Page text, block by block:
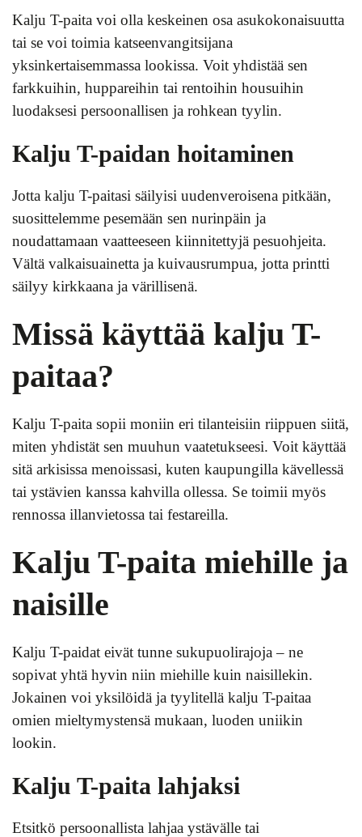
Kalju T-paita voi olla keskeinen osa asukokonaisuutta
tai se voi toimia katseenvangitsijana
yksinkertaisemmassa lookissa. Voit yhdistää sen
farkkuihin, huppareihin tai rentoihin housuihin
luodaksesi persoonallisen ja rohkean tyylin.
Kalju T-paidan hoitaminen
Jotta kalju T-paitasi säilyisi uudenveroisena pitkään,
suosittelemme pesemään sen nurinpäin ja
noudattamaan vaatteeseen kiinnitettyjä pesuohjeita.
Vältä valkaisuainetta ja kuivausrumpua, jotta printti
säilyy kirkkaana ja värillisenä.
Missä käyttää kalju T-
paitaa?
Kalju T-paita sopii moniin eri tilanteisiin riippuen siitä,
miten yhdistät sen muuhun vaatetukseesi. Voit käyttää
sitä arkisissa menoissasi, kuten kaupungilla kävellessä
tai ystävien kanssa kahvilla ollessa. Se toimii myös
rennossa illanvietossa tai festareilla.
Kalju T-paita miehille ja
naisille
Kalju T-paidat eivät tunne sukupuolirajoja – ne
sopivat yhtä hyvin niin miehille kuin naisillekin.
Jokainen voi yksilöidä ja tyylitellä kalju T-paitaa
omien mieltymystensä mukaan, luoden uniikin
lookin.
Kalju T-paita lahjaksi
Etsitkö persoonallista lahjaa ystävälle tai